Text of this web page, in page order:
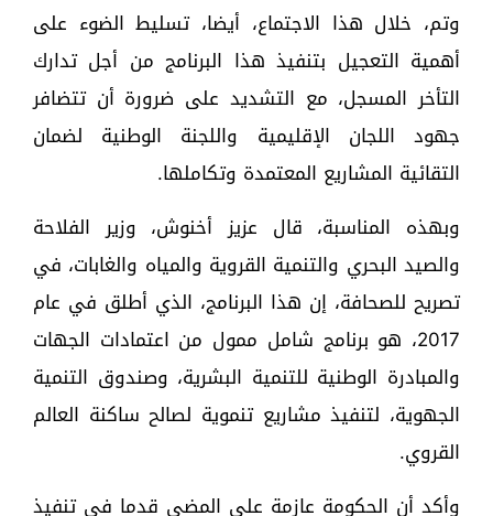
وتم، خلال هذا الاجتماع، أيضا، تسليط الضوء على
أهمية التعجيل بتنفيذ هذا البرنامج من أجل تدارك
التأخر المسجل، مع التشديد على ضرورة أن تتضافر
جهود اللجان الإقليمية واللجنة الوطنية لضمان
التقائية المشاريع المعتمدة وتكاملها.
وبهذه المناسبة، قال عزيز أخنوش، وزير الفلاحة
والصيد البحري والتنمية القروية والمياه والغابات، في
تصريح للصحافة، إن هذا البرنامج، الذي أطلق في عام
2017، هو برنامج شامل ممول من اعتمادات الجهات
والمبادرة الوطنية للتنمية البشرية، وصندوق التنمية
الجهوية، لتنفيذ مشاريع تنموية لصالح ساكنة العالم
القروي.
وأكد أن الحكومة عازمة على المضي قدما فى تنفيذ